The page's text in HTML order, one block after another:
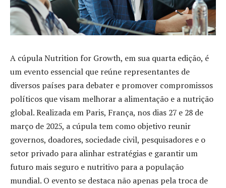
A cúpula Nutrition for Growth, em sua quarta edição, é
um evento essencial que reúne representantes de
diversos países para debater e promover compromissos
políticos que visam melhorar a alimentação e a nutrição
global. Realizada em Paris, França, nos dias 27 e 28 de
março de 2025, a cúpula tem como objetivo reunir
governos, doadores, sociedade civil, pesquisadores e o
setor privado para alinhar estratégias e garantir um
futuro mais seguro e nutritivo para a população
mundial. O evento se destaca não apenas pela troca de